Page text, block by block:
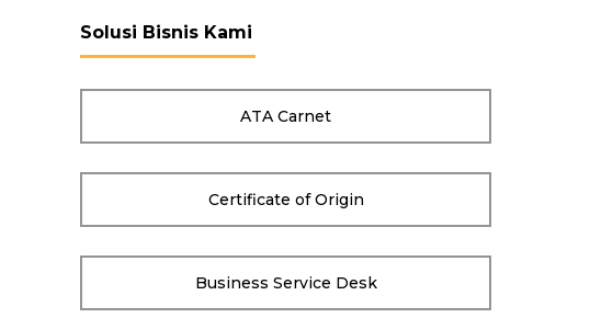
Solusi Bisnis Kami
ATA Carnet
Certificate of Origin
Business Service Desk